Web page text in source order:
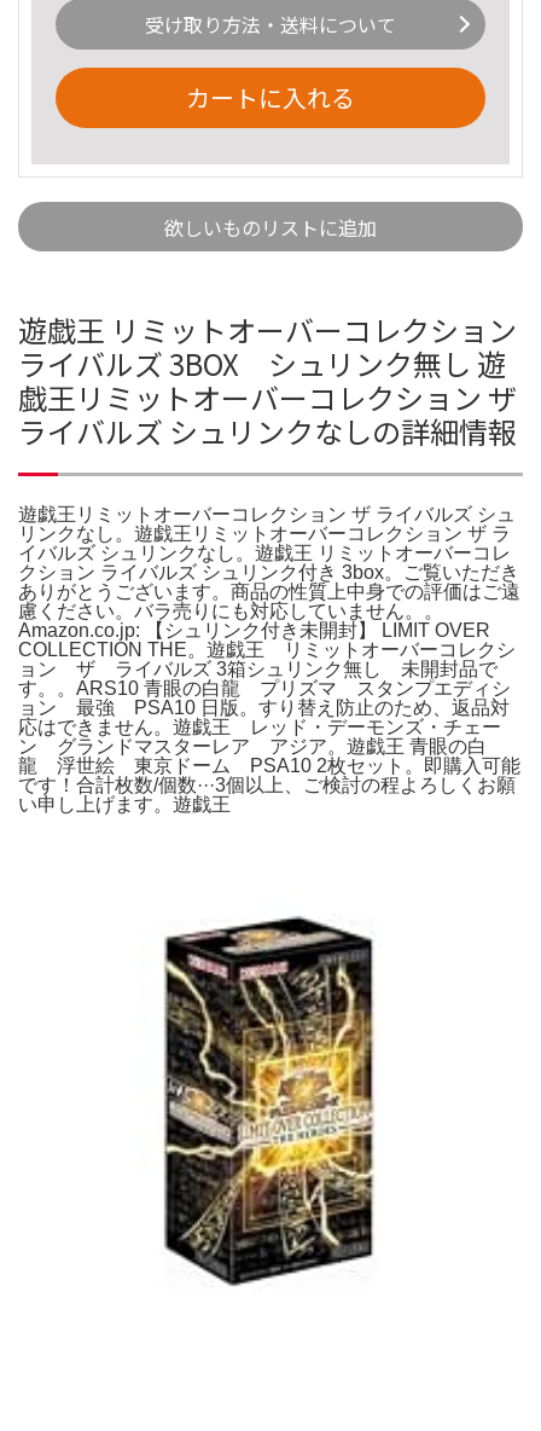
受け取り方法・送料について
カートに入れる
欲しいものリストに追加
遊戯王 リミットオーバーコレクション
ライバルズ 3BOX シュリンク無し 遊
戯王リミットオーバーコレクション ザ
ライバルズ シュリンクなしの詳細情報
遊戯王リミットオーバーコレクション ザ ライバルズ シュ
リンクなし。遊戯王リミットオーバーコレクション ザ ラ
イバルズ シュリンクなし。遊戯王 リミットオーバーコレ
クション ライバルズ シュリンク付き 3box。ご覧いただき
ありがとうございます。商品の性質上中身での評価はご遠
慮ください。バラ売りにも対応していません。。
Amazon.co.jp: 【シュリンク付き未開封】 LIMIT OVER
COLLECTION THE。遊戯王 リミットオーバーコレクシ
ョン ザ ライバルズ 3箱シュリンク無し 未開封品で
す。。ARS10 青眼の白龍 プリズマ スタンプエディシ
ョン 最強 PSA10 日版。すり替え防止のため、返品対
応はできません。遊戯王 レッド・デーモンズ・チェー
ン グランドマスターレア アジア。遊戯王 青眼の白
龍 浮世絵 東京ドーム PSA10 2枚セット。即購入可能
です！合計枚数/個数···3個以上、ご検討の程よろしくお願
い申し上げます。遊戯王